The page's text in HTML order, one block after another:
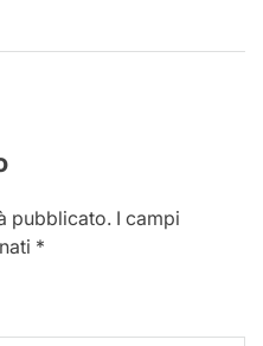
pubblicato. I campi
*